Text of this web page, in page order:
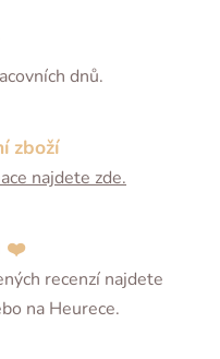
dnů.
zboží
najdete zde.
❤️
recenzí najdete
na Heurece.